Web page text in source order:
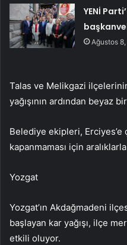
YENİ
Ağustos
Talas ve Melikgazi
yağışının ardından beyaz
Belediye ekipleri, Erciyes’e
kapanmaması için
Yozgat
Yozgat’ın Akdağmadeni
başlayan kar yağışı, ilçe
etkili oluyor.